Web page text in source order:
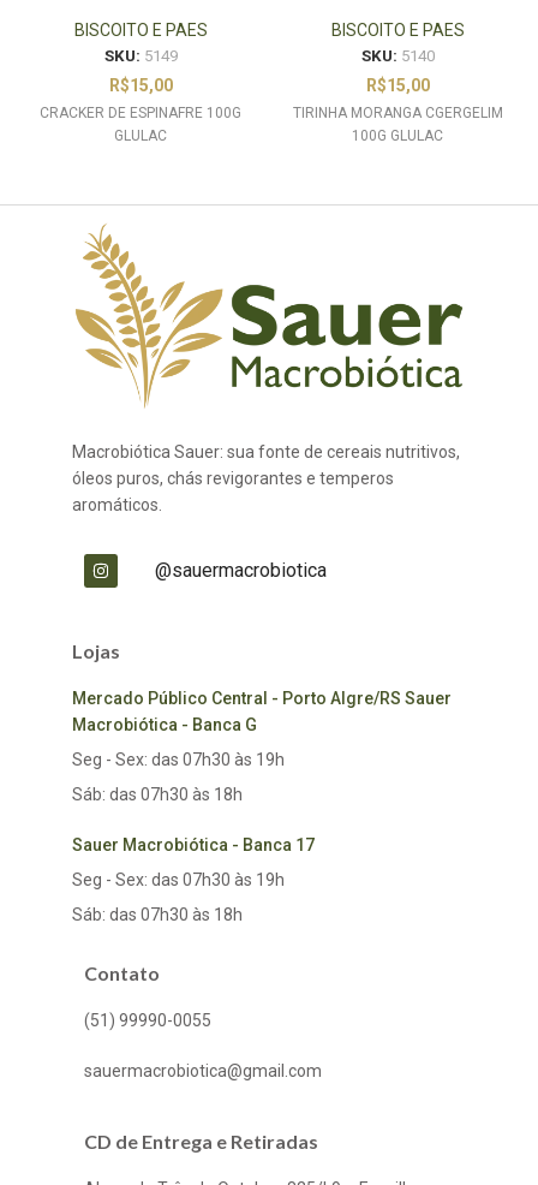
GLULAC
BISCOITO E PAES
SKU: 5149
R$15,00
CRACKER DE ESPINAFRE 100G
GLULAC
CGERGELIM 100G
GLULAC
BISCOITO E PAES
SKU: 5140
R$15,00
TIRINHA MORANGA CGERGELIM
100G GLULAC
Macrobiótica Sauer: sua fonte de cereais nutritivos,
óleos puros, chás revigorantes e temperos
aromáticos.
@sauermacrobiotica
Lojas
Mercado Público Central - Porto Algre/RS Sauer
Macrobiótica - Banca G
Seg - Sex: das 07h30 às 19h
Sáb: das 07h30 às 18h
Sauer Macrobiótica - Banca 17
Seg - Sex: das 07h30 às 19h
Sáb: das 07h30 às 18h
Contato
(51) 99990-0055
sauermacrobiotica@gmail.com
CD de Entrega e Retiradas